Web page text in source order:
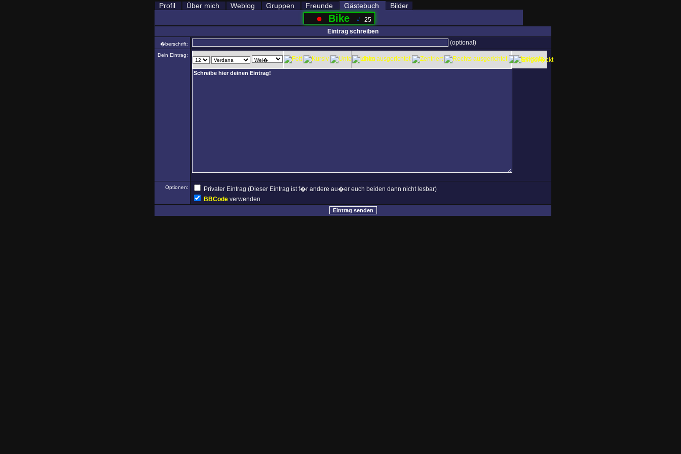
Profil Über mich Weblog Gruppen Freunde Gästebuch Bilder
● Bike ♂ 25
Eintrag schreiben
�berschrift: (optional)
Dein Eintrag:
Optionen:
Privater Eintrag (Dieser Eintrag ist f�r andere au�er euch beiden dann nicht lesbar)
BBCode verwenden